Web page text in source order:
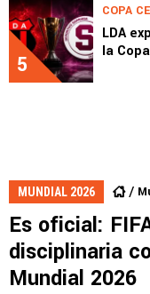
5
COPA
LDA
la
MUNDIAL 2026
Es oficial:
disciplinaria
Mundial 2026